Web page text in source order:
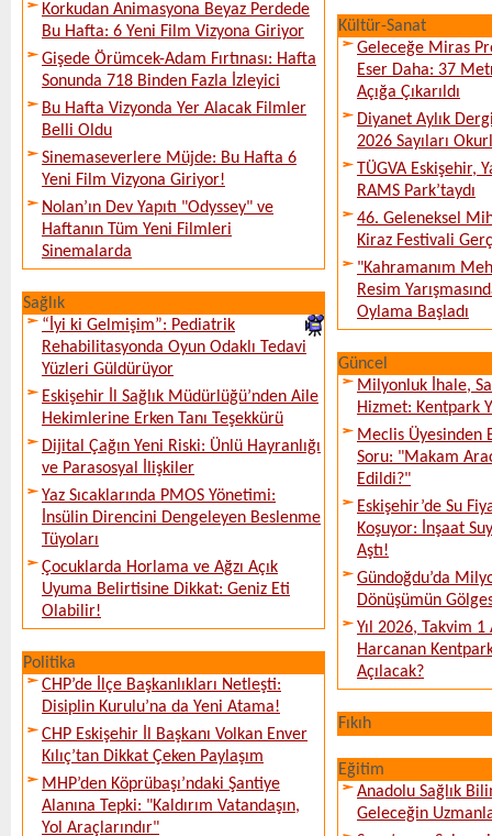
Korkudan Animasyona Beyaz Perdede
Bu Hafta: 6 Yeni Film Vizyona Giriyor
Gişede Örümcek-Adam Fırtınası: Hafta
Sonunda 718 Binden Fazla İzleyici
Bu Hafta Vizyonda Yer Alacak Filmler
Belli Oldu
Sinemaseverlere Müjde: Bu Hafta 6
Yeni Film Vizyona Giriyor!
Nolan’ın Dev Yapıtı "Odyssey" ve
Haftanın Tüm Yeni Filmleri
Sinemalarda
Sağlık
“İyi ki Gelmişim”: Pediatrik
Rehabilitasyonda Oyun Odaklı Tedavi
Yüzleri Güldürüyor
Eskişehir İl Sağlık Müdürlüğü’nden Aile
Hekimlerine Erken Tanı Teşekkürü
Dijital Çağın Yeni Riski: Ünlü Hayranlığı
ve Parasosyal İlişkiler
Yaz Sıcaklarında PMOS Yönetimi:
İnsülin Direncini Dengeleyen Beslenme
Tüyoları
Çocuklarda Horlama ve Ağzı Açık
Uyuma Belirtisine Dikkat: Geniz Eti
Olabilir!
Politika
CHP’de İlçe Başkanlıkları Netleşti:
Disiplin Kurulu’na da Yeni Atama!
CHP Eskişehir İl Başkanı Volkan Enver
Kılıç’tan Dikkat Çeken Paylaşım
MHP’den Köprübaşı’ndaki Şantiye
Alanına Tepki: "Kaldırım Vatandaşın,
Yol Araçlarındır"
Kültür-Sanat
Geleceğe Miras
Eser Daha: 37
Açığa Çıkarıldı
Diyanet Aylık
2026 Sayıları
TÜGVA Eskişehir,
RAMS Park’taydı
46. Geleneksel
Kiraz Festivali
"Kahramanım
Resim
Oylama Başladı
Güncel
Milyonluk İhale,
Hizmet: Kentpark
Meclis Üyesinden
Soru: "Makam
Edildi?"
Eskişehir’de Su
Koşuyor: İnşaat
Aştı!
Gündoğdu’da
Dönüşümün
Yıl 2026, Takvim
Harcanan
Açılacak?
Fıkıh
Eğitim
Anadolu Sağlık
Geleceğin